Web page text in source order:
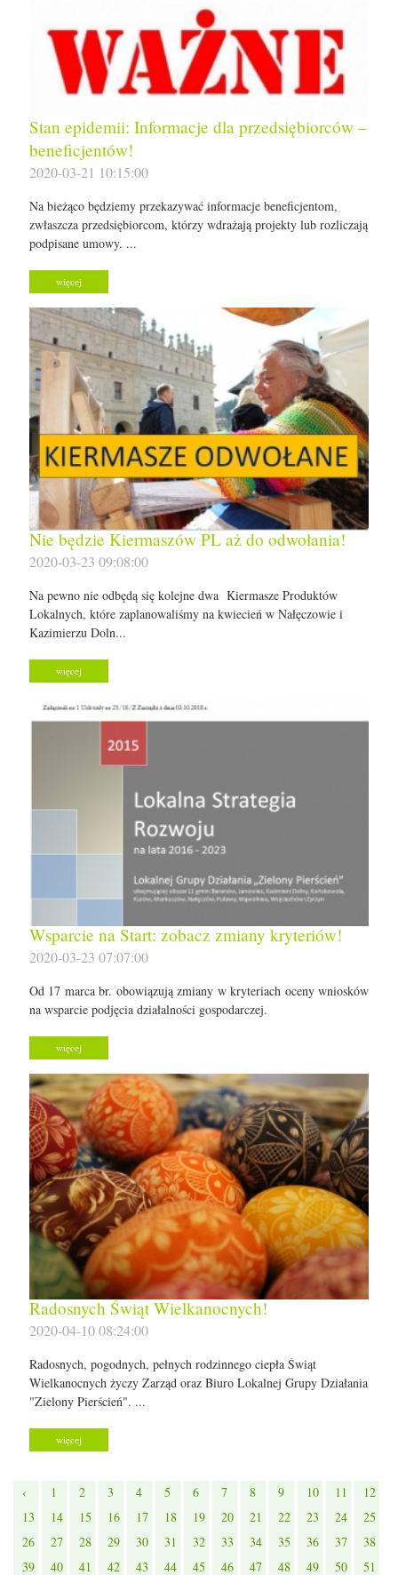
Stan epidemii: Informacje dla przedsiębiorców –
beneficjentów!
2020-03-21 10:15:00
Na bieżąco będziemy przekazywać informacje beneficjentom,
zwłaszcza przedsiębiorcom, którzy wdrażają projekty lub rozliczają
podpisane umowy. ...
więcej
Nie będzie Kiermaszów PL aż do odwołania!
2020-03-23 09:08:00
Na pewno nie odbędą się kolejne dwa Kiermasze Produktów
Lokalnych, które zaplanowaliśmy na kwiecień w Nałęczowie i
Kazimierzu Doln...
więcej
Wsparcie na Start: zobacz zmiany kryteriów!
2020-03-23 07:07:00
Od 17 marca br. obowiązują zmiany w kryteriach oceny wniosków
na wsparcie podjęcia działalności gospodarczej.
więcej
Radosnych Świąt Wielkanocnych!
2020-04-10 08:24:00
Radosnych, pogodnych, pełnych rodzinnego ciepła Świąt
Wielkanocnych życzy Zarząd oraz Biuro Lokalnej Grupy Działania
"Zielony Pierścień". ...
więcej
‹ 1 2 3 4 5 6 7 8 9 10 11
12
13
14 15 16 17 18 19 20 21 22 23 24
25
26
27 28 29 30 31 32 33 34 35 36 37
38
39
40 41 42 43 44 45 46 47 48 49 50 51